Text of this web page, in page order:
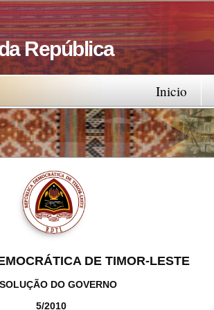
República
Inicio
DE TIMOR-LESTE
DO GOVERNO
5/2010